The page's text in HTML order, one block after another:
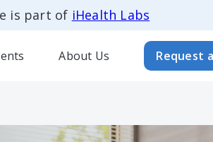
is part of iHealth Labs
About Us Request